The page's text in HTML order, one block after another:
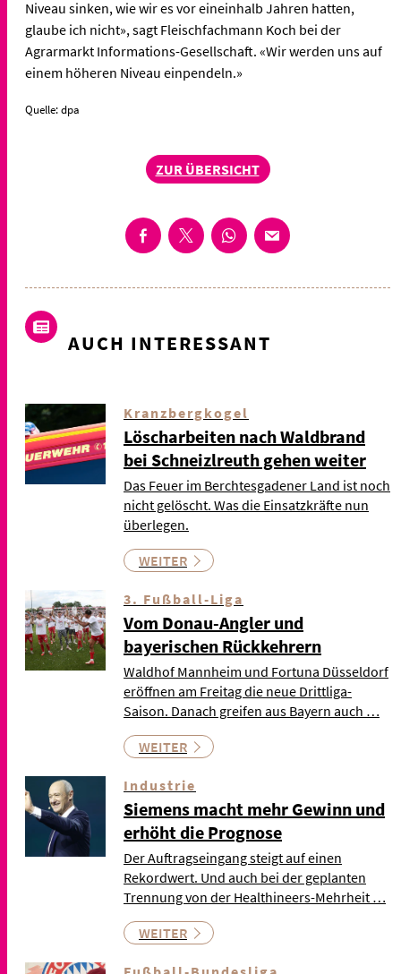
Niveau sinken, wie wir es vor eineinhalb Jahren hatten,
glaube ich nicht», sagt Fleischfachmann Koch bei der
Agrarmarkt Informations-Gesellschaft. «Wir werden uns auf
einem höheren Niveau einpendeln.»
Quelle: dpa
ZUR ÜBERSICHT
AUCH INTERESSANT
Kranzbergkogel
Löscharbeiten nach Waldbrand
bei Schneizlreuth gehen weiter
Das Feuer im Berchtesgadener Land ist noch
nicht gelöscht. Was die Einsatzkräfte nun
überlegen.
WEITER
3. Fußball-Liga
Vom Donau-Angler und
bayerischen Rückkehrern
Waldhof Mannheim und Fortuna Düsseldorf
eröffnen am Freitag die neue Drittliga-
Saison. Danach greifen aus Bayern auch …
WEITER
Industrie
Siemens macht mehr Gewinn und
erhöht die Prognose
Der Auftragseingang steigt auf einen
Rekordwert. Und auch bei der geplanten
Trennung von der Healthineers-Mehrheit …
WEITER